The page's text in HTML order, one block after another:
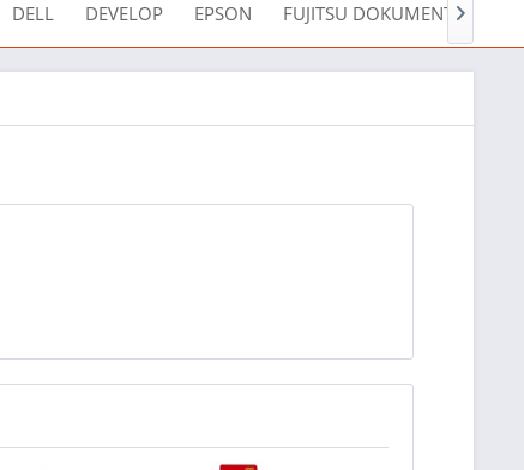
DELL DEVELOP EPSON FUJITSU 